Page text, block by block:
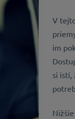
V
im
si istí,